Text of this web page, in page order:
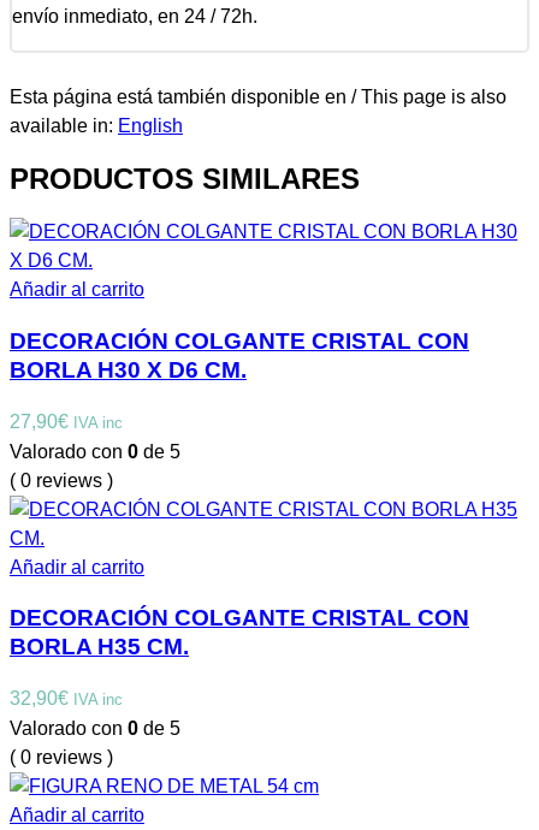
envío inmediato, en 24 / 72h.
Esta página está también disponible en / This page is also
available in: English
PRODUCTOS SIMILARES
Añadir al carrito
DECORACIÓN COLGANTE CRISTAL CON
BORLA H30 X D6 CM.
27,90€ IVA inc
Valorado con 0 de 5
( 0 reviews )
Añadir al carrito
DECORACIÓN COLGANTE CRISTAL CON
BORLA H35 CM.
32,90€ IVA inc
Valorado con 0 de 5
( 0 reviews )
Añadir al carrito